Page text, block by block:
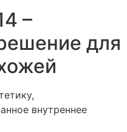
–
для
внутреннее